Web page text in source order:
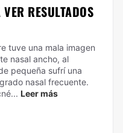
RESULTADOS
tuve una mala imagen
nasal ancho, al
pequeña sufrí una
nasal frecuente.
Leer más